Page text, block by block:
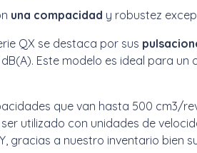
una compacidad y robustez
QX se destaca por sus
Este modelo es ideal para
que van hasta 500 cm3/
utilizado con unidades de
gracias a nuestro inventario bien